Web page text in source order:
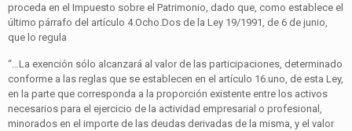
proceda en el Impuesto sobre el Patrimonio, dado que, como establece el
último párrafo del artículo 4.Ocho.Dos de la Ley 19/1991, de 6 de junio,
que lo regula
“…La exención sólo alcanzará al valor de las participaciones, determinado
conforme a las reglas que se establecen en el artículo 16.uno, de esta Ley,
en la parte que corresponda a la proporción existente entre los activos
necesarios para el ejercicio de la actividad empresarial o profesional,
minorados en el importe de las deudas derivadas de la misma, y el valor